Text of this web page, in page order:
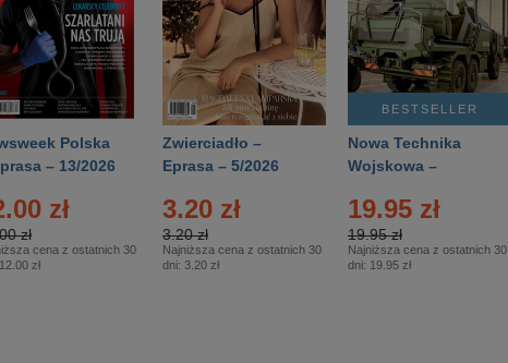
Polska
– 13/2026
zł
zł
cena z ostatnich 30
12.00 zł
Zwierciadło –
Eprasa – 5/2026
3.20 zł
3.20 zł
Najniższa cena z ostatnich 30
dni: 3.20 zł
BESTSELLER
Nowa Technika
Wojskowa –
19.95 zł
19.95 zł
Najniższa cena z ostatnich 30
dni: 19.95 zł